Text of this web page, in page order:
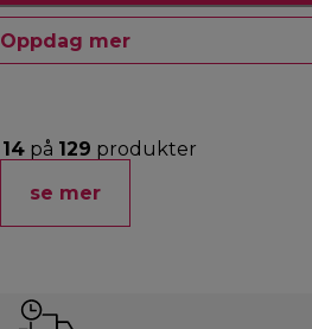
Oppdag mer
14på 129 produkter
se mer